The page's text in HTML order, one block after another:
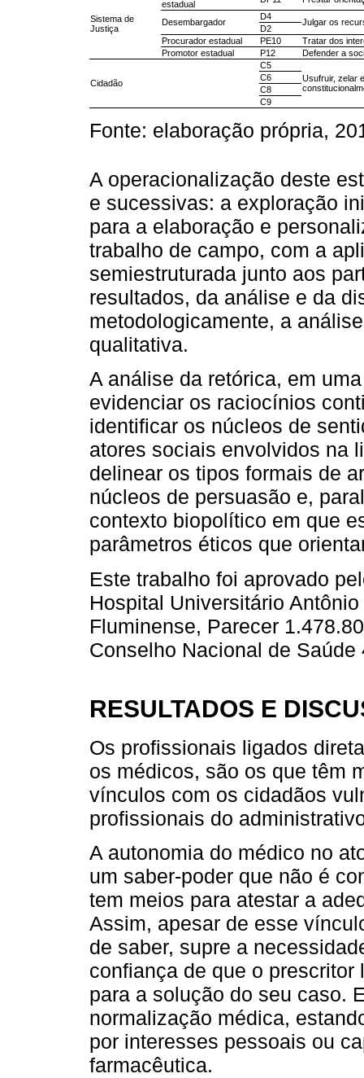
Sistema de
Justiça
estadual
Desembargador
D4
Julgar os
D2
Procurador estadual
PE10
Tratar dos
Promotor estadual
P12 Defender a
Cidadão
C5
Usufruir, zelar
C6
C8
C9
Fonte: elaboração própria,
A operacionalização deste
e sucessivas: a exploração
para a elaboração e
trabalho de campo, com a
semiestruturada junto aos
resultados, da análise e da
metodologicamente, a
qualitativa.
A análise da retórica, em
evidenciar os raciocínios
identificar os núcleos de
atores sociais envolvidos na
delinear os tipos formais de
núcleos de persuasão e,
contexto biopolítico em que
parâmetros éticos que
Este trabalho foi aprovado
Hospital Universitário
Fluminense, Parecer
Conselho Nacional de Saúde
RESULTADOS E
Os profissionais ligados
os médicos, são os que têm
vínculos com os cidadãos
profissionais do
A autonomia do médico no
um saber-poder que não é
tem meios para atestar a
Assim, apesar de esse
de saber, supre a
confiança de que o
para a solução do seu caso.
normalização médica,
por interesses pessoais ou
farmacêutica.